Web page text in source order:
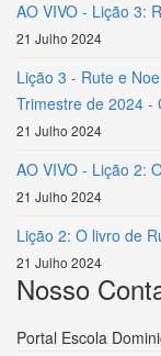
AO VIVO - Lição 3:
21 Julho 2024
Lição 3 - Rute e
Trimestre de 2024 -
21 Julho 2024
AO VIVO - Lição 2:
21 Julho 2024
Lição 2: O livro de
21 Julho 2024
Nosso
Portal Escola